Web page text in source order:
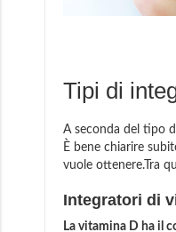
Tipi di
A seconda del tipo
È bene chiarire
vuole ottenere.Tra
Integratori di
La vitamina D ha il